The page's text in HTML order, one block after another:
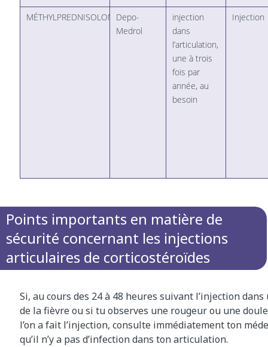
MÉTHYLPREDNISOLONEDepo-
Medrol
injection
dans
l’articulation,
une à trois
fois par
année, au
besoin
Injection
Points importants en matière de
sécurité concernant les injections
articulaires de corticostéroïdes
Si, au cours des 24 à 48 heures suivant l’injection
de la fièvre ou si tu observes une rougeur ou une
l’on a fait l’injection, consulte immédiatement ton
qu’il n’y a pas d’infection dans ton articulation.